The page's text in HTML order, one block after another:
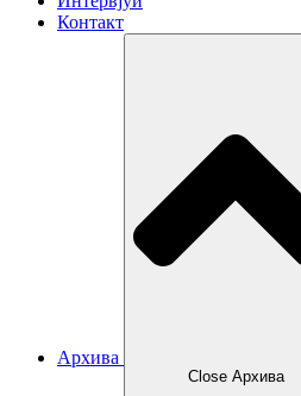
Контакт
Архива
Close Архива